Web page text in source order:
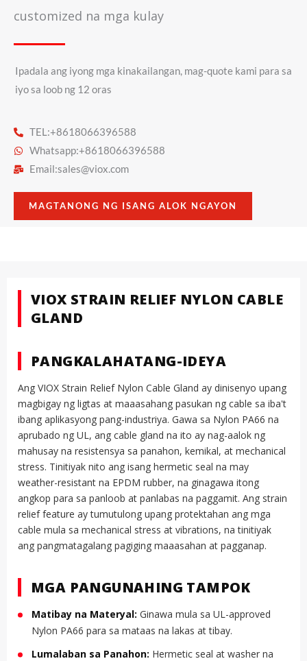
customized na mga kulay
Ipadala ang iyong mga kinakailangan, mag-quote kami para sa
iyo sa loob ng 12 oras
TEL:+8618066396588
Whatsapp:+8618066396588
Email:sales@viox.com
MAGTANONG NG ISANG ALOK NGAYON
VIOX STRAIN RELIEF NYLON CABLE
GLAND
PANGKALAHATANG-IDEYA
Ang VIOX Strain Relief Nylon Cable Gland ay dinisenyo upang
magbigay ng ligtas at maaasahang pasukan ng cable sa iba't
ibang aplikasyong pang-industriya. Gawa sa Nylon PA66 na
aprubado ng UL, ang cable gland na ito ay nag-aalok ng
mahusay na resistensya sa panahon, kemikal, at mechanical
stress. Tinitiyak nito ang isang hermetic seal na may
weather-resistant na EPDM rubber, na ginagawa itong
angkop para sa panloob at panlabas na paggamit. Ang strain
relief feature ay tumutulong upang protektahan ang mga
cable mula sa mechanical stress at vibrations, na tinitiyak
ang pangmatagalang pagiging maaasahan at pagganap.
MGA PANGUNAHING TAMPOK
Matibay na Materyal: Ginawa mula sa UL-approved
Nylon PA66 para sa mataas na lakas at tibay.
Lumalaban sa Panahon: Hermetic seal at washer na